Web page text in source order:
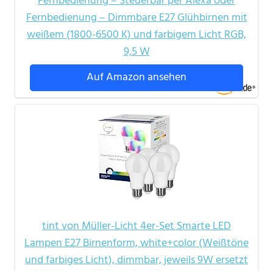
Fernbedienung – Dimmbare E27 Glühbirnen mit
weißem (1800-6500 K) und farbigem Licht RGB,
9,5 W
Auf Amazon ansehen
tint von Müller-Licht 4er-Set Smarte LED
Lampen E27 Birnenform, white+color (Weißtöne
und farbiges Licht), dimmbar, jeweils 9W ersetzt